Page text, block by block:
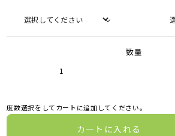
数量
1
度数選択をしてカートに追加してください。
カートに入れる